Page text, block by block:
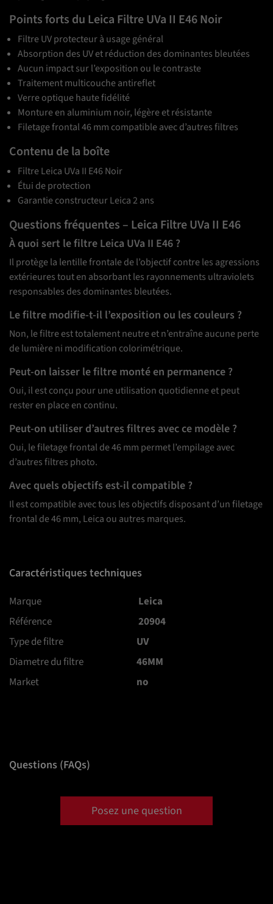
Points forts du Leica Filtre UVa II E46 Noir
Filtre UV protecteur à usage général
Absorption des UV et réduction des dominantes bleutées
Aucun impact sur l’exposition ou le contraste
Traitement multicouche antireflet
Verre optique haute fidélité
Monture en aluminium noir, légère et résistante
Filetage frontal 46 mm compatible avec d’autres filtres
Contenu de la boîte
Filtre Leica UVa II E46 Noir
Étui de protection
Garantie constructeur Leica 2 ans
Questions fréquentes – Leica Filtre UVa II E46
À quoi sert le filtre Leica UVa II E46 ?
Il protège la lentille frontale de l’objectif contre les agressions
extérieures tout en absorbant les rayonnements ultraviolets
responsables des dominantes bleutées.
Le filtre modifie-t-il l’exposition ou les couleurs ?
Non, le filtre est totalement neutre et n’entraîne aucune perte
de lumière ni modification colorimétrique.
Peut-on laisser le filtre monté en permanence ?
Oui, il est conçu pour une utilisation quotidienne et peut
rester en place en continu.
Peut-on utiliser d’autres filtres avec ce modèle ?
Oui, le filetage frontal de 46 mm permet l’empilage avec
d’autres filtres photo.
Avec quels objectifs est-il compatible ?
Il est compatible avec tous les objectifs disposant d’un filetage
frontal de 46 mm, Leica ou autres marques.
Caractéristiques techniques
Marque
Leica
Référence
20904
Type de filtre
UV
Diametre du filtre
46MM
Market
no
Questions (FAQs)
Posez une question